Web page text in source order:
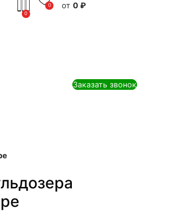
0
0 0 ₽
Заказать звонок